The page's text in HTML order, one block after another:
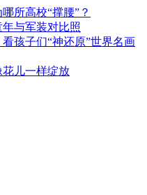
所高校“撑腰”？
与军装对比照
孩子们“神还原”世界名画
儿一样绽放